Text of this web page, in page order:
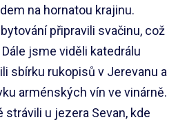
na hornatou krajinu.
připravili svačinu, což
jsme viděli katedrálu
sbírku rukopisů v Jerevanu a
arménských vín ve vinárně.
u jezera Sevan, kde